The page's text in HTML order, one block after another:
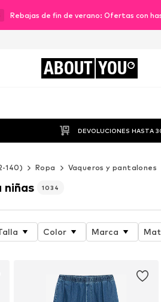
Rebajas de fin de verano: Ofertas con
ABOUT YOU
DEVOLUCIONES HASTA
140) Ropa Vaqueros y pantalones
niñas 1034
Color Marca